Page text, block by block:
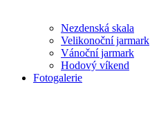
Nezdenská skala
Velikonoční jarmark
Vánoční jarmark
Hodový víkend
Fotogalerie